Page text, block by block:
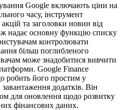
Google включають ціни на
часу, інструмент
та заголовки новин від
надає основну функцію списку
контролювати
більш поглибленого
може знадобитися вивчити
Google Finance
робить його простим у
додатків. Він
для оновлення щодо розвитку
фінансових даних.